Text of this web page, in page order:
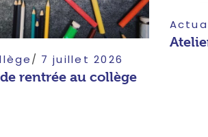
7 juillet 2026
rentrée au collège